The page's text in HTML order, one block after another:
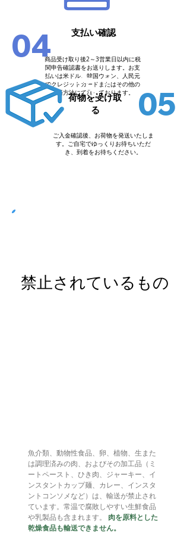
支払い確認
商品受け取り後2～3営業日以内に税
関申告確認書をお送りします。お支
払いは米ドル、韓国ウォン、人民元
でクレジットカードまたはその他の
決済方法にて承っております。
04
荷物を受け取
る
05
ご入金確認後、お荷物を発送いたしま
す。ご自宅でゆっくりお待ちいただ
き、到着をお待ちください。
ステップ
06
禁止されているもの
魚介類、動物性食品、卵、植物、生また
は調理済みの肉、およびその加工品（ミ
ートペースト、ひき肉、ジャーキー、イ
ンスタントカップ麺、カレー、インスタ
ントコンソメなど）は、輸送が禁止され
ています。常温で腐敗しやすい生鮮食品
や乳製品も含まれます。
肉を原料とした
乾燥食品も輸送できません。